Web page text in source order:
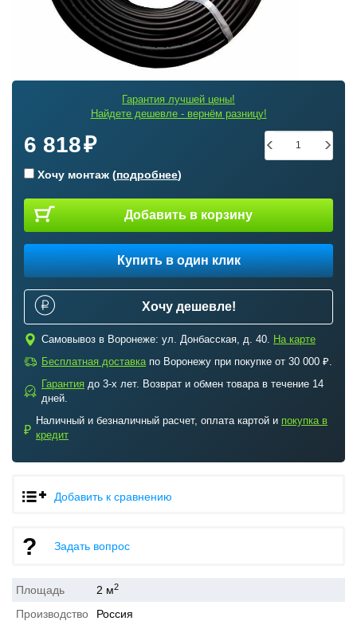
Гарантия лучшей цены!
Найдете дешевле - вернём разницу!
6 818
Хочу монтаж (подробнее)
Добавить в корзину
Купить в один клик
Хочу дешевле!
c Самовывоз в Воронеже: ул. Донбасская, д. 40. На карте
a Бесплатная доставкапо Воронежу при покупке от 30 000 ₽.
b
Гарантия до 3-х лет. Возврат и обмен товара в течение 14
дней.
₽
Наличный и безналичный расчет, оплата картой и покупка в
кредит
Добавить к сравнению
Задать вопрос
Площадь 2 м2
Производство
Россия